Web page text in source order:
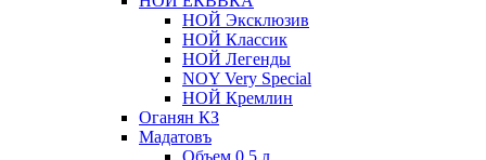
НОЙ Эксклюзив
НОЙ Классик
НОЙ Легенды
NOY Very Speсial
НОЙ Кремлин
Оганян КЗ
Мадатовъ
Объем 0,5 л